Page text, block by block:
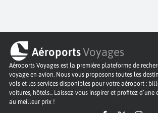
AéroportsVoyages
Aéroports Voyages est la première plateforme de
voyage en avion. Nous vous proposons toutes les
vols et les services disponibles pour votre aéroport :
voitures, hôtels... Laissez-vous inspirer et profitez
au meilleur prix !